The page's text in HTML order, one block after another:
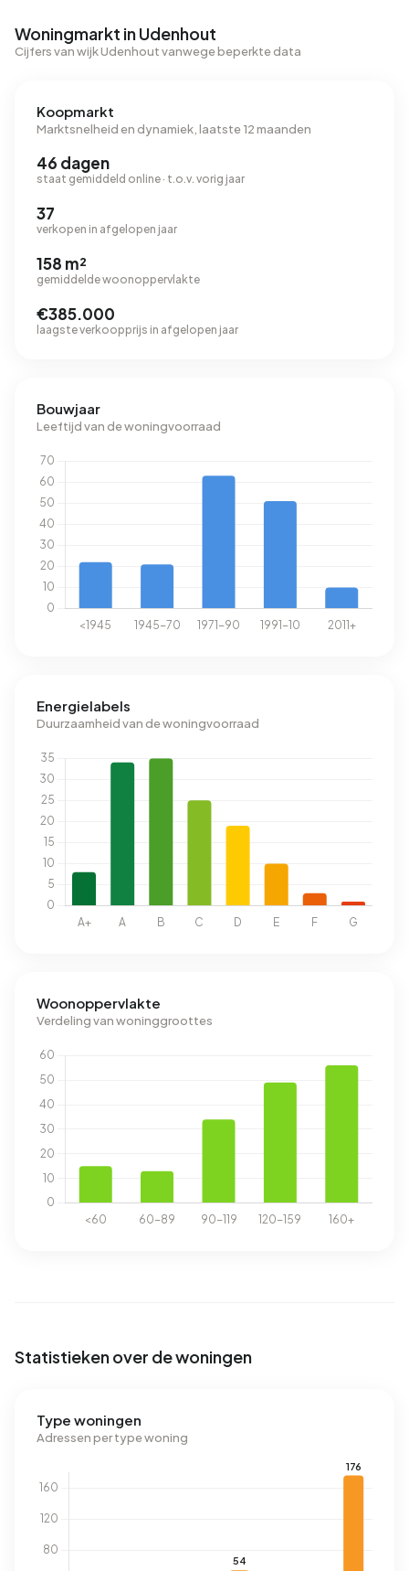
Woningmarkt in Udenhout
Cijfers van wijk Udenhout vanwege beperkte data
Koopmarkt
Marktsnelheid en dynamiek, laatste 12 maanden
46 dagen
staat gemiddeld online · t.o.v. vorig jaar
37
verkopen in afgelopen jaar
158 m²
gemiddelde woonoppervlakte
€385.000
laagste verkoopprijs in afgelopen jaar
Bouwjaar
Leeftijd van de woningvoorraad
Energielabels
Duurzaamheid van de woningvoorraad
Woonoppervlakte
Verdeling van woninggroottes
Statistieken over de woningen
Type woningen
Adressen per type woning